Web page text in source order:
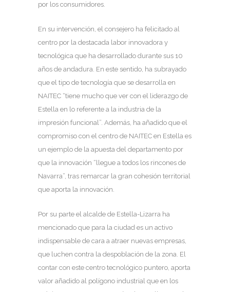
por los consumidores.
En su intervención, el consejero ha felicitado al
centro por la destacada labor innovadora y
tecnológica que ha desarrollado durante sus 10
años de andadura. En este sentido, ha subrayado
que el tipo de tecnología que se desarrolla en
NAITEC “tiene mucho que ver con el liderazgo de
Estella en lo referente a la industria de la
impresión funcional”. Además, ha añadido que el
compromiso con el centro de NAITEC en Estella es
un ejemplo de la apuesta del departamento por
que la innovación “llegue a todos los rincones de
Navarra”, tras remarcar la gran cohesión territorial
que aporta la innovación.
Por su parte el alcalde de Estella-Lizarra ha
mencionado que para la ciudad es un activo
indispensable de cara a atraer nuevas empresas,
que luchen contra la despoblación de la zona. El
contar con este centro tecnológico puntero, aporta
valor añadido al polígono industrial que en los